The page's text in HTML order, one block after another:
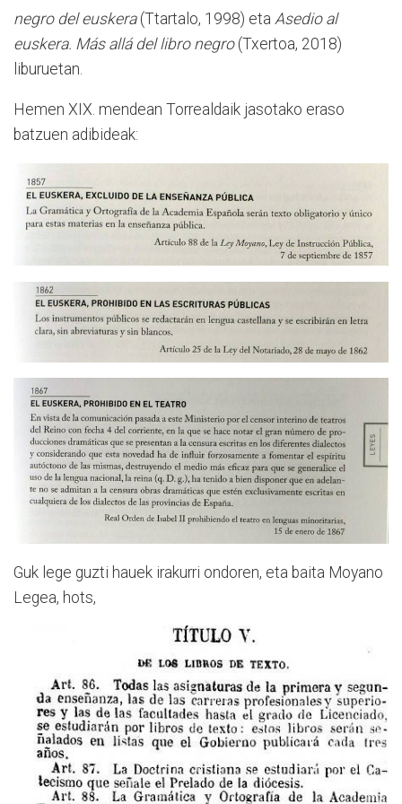
negro del euskera (Ttartalo, 1998) eta Asedio al
euskera. Más allá del libro negro (Txertoa, 2018)
liburuetan.
Hemen XIX. mendean Torrealdaik jasotako eraso
batzuen adibideak:
Guk lege guzti hauek irakurri ondoren, eta baita Moyano
Legea, hots,